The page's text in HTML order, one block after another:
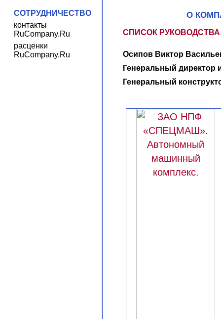
СОТРУДНИЧЕСТВО
контакты
RuCompany.Ru
расценки
RuCompany.Ru
О
СПИСОК РУКОВОДСТВА
Осипов Виктор
Генеральный директор
Генеральный